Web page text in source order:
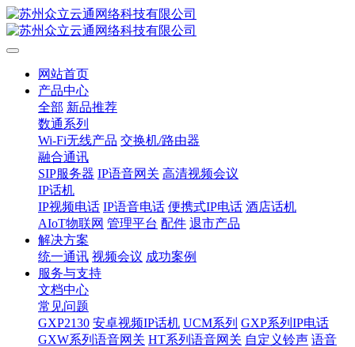
网站首页
产品中心
全部 新品推荐
数通系列
Wi-Fi无线产品 交换机/路由器
融合通讯
SIP服务器 IP语音网关 高清视频会议
IP话机
IP视频电话 IP语音电话 便携式IP电话 酒店话机
AIoT物联网 管理平台 配件 退市产品
解决方案
统一通讯 视频会议 成功案例
服务与支持
文档中心
常见问题
GXP2130 安卓视频IP话机 UCM系列 GXP系列IP电话
GXW系列语音网关 HT系列语音网关 自定义铃声 语音